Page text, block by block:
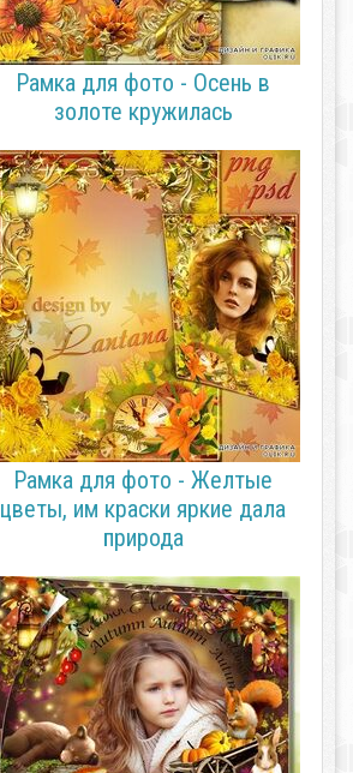
Рамка для фото - Осень в
золоте кружилась
Рамка для фото - Желтые
цветы, им краски яркие дала
природа